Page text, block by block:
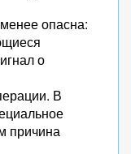
опасна:
о
В
причина